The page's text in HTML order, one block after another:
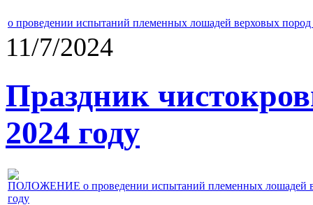
о проведении испытаний племенных лошадей верховых
11/7/2024
Праздник
2024 году
ПОЛОЖЕНИЕ о проведении испытаний племенных лошадей
году